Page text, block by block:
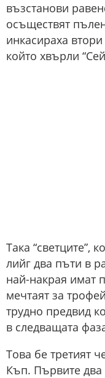
възстанови
осъществят
инкасираха
който хвърли
Така “светците”,
лийг два пъти в
най-накрая имат
мечтаят за
трудно предвид
в следващата
Това бе третият
Къп. Първите